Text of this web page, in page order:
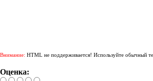
Внимание: HTML не поддерживается! Используйте обычный
Оценка: